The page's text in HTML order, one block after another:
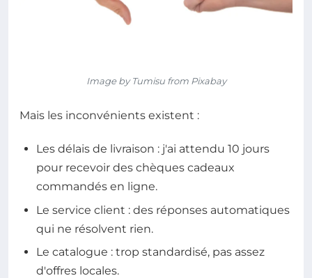
Image by Tumisu from Pixabay
Mais les inconvénients existent :
Les délais de livraison : j'ai attendu 10 jours
pour recevoir des chèques cadeaux
commandés en ligne.
Le service client : des réponses automatiques
qui ne résolvent rien.
Le catalogue : trop standardisé, pas assez
d'offres locales.